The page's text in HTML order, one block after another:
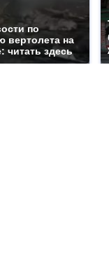
по
вертолета на
читать здесь